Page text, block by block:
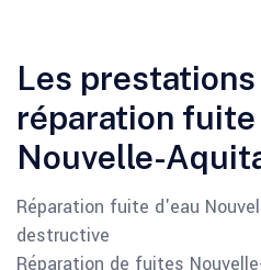
Les
réparation fuite
Nouvelle-
Réparation fuite d'eau
destructive
Réparation de fuites